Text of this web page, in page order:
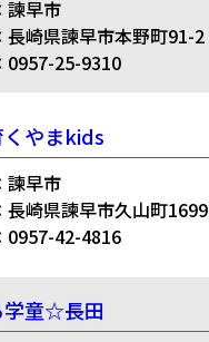
早市
崎県諫早市本野町91-2
0957-25-9310
やまkids
早市
崎県諫早市久山町1699
0957-42-4816
学童☆長田